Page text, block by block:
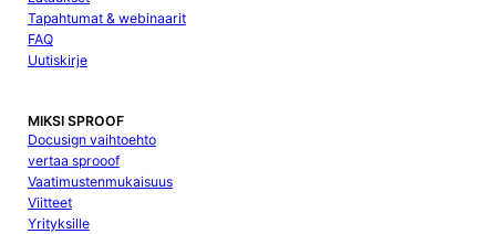
Tapahtumat & webinaarit
FAQ
Uutiskirje
MIKSI SPROOF
Docusign vaihtoehto
vertaa sprooof
Vaatimustenmukaisuus
Viitteet
Yrityksille